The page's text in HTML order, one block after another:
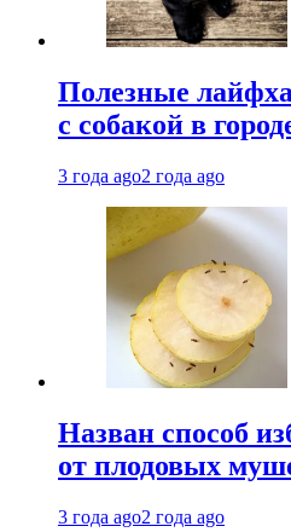
Полезные
с собакой в
3 года ago2 года ago
Назван способ
от плодовых
3 года ago2 года ago